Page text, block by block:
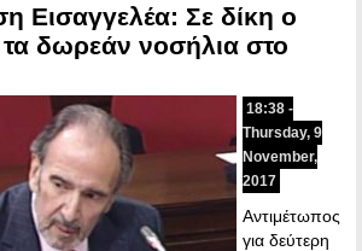
Εισαγγελέα: Σε δίκη ο
τα δωρεάν νοσήλια στο
18:38 -
Thursday, 9
November,
2017
Αντιμέτωπος
για δεύτερη